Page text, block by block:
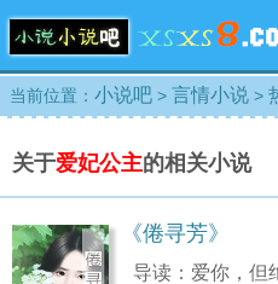
当前位置： 小说吧 > 言情小说 >
关于爱妃公主的相关小说
《倦寻芳》
导读：爱你，但